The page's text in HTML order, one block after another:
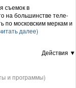
съемок в
на большинстве теле-
по московским меркам и
далее)
Действия ▼
и программы)